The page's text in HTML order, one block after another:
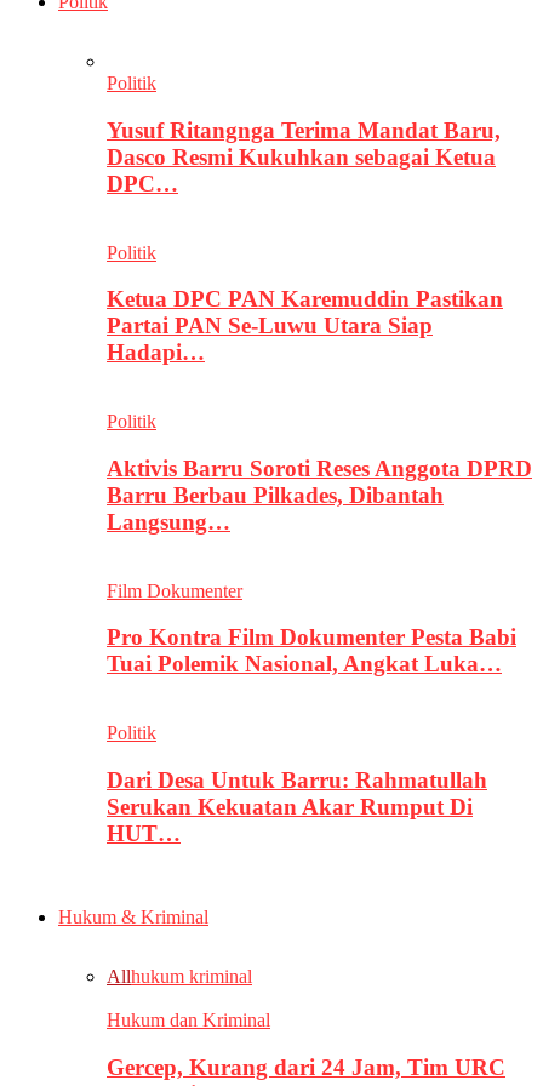
Politik
Yusuf Ritangnga Terima Mandat Baru,
Dasco Resmi Kukuhkan sebagai Ketua
DPC…
Politik
Ketua DPC PAN Karemuddin Pastikan
Partai PAN Se-Luwu Utara Siap
Hadapi…
Politik
Aktivis Barru Soroti Reses Anggota DPRD
Barru Berbau Pilkades, Dibantah
Langsung…
Film Dokumenter
Pro Kontra Film Dokumenter Pesta Babi
Tuai Polemik Nasional, Angkat Luka…
Politik
Dari Desa Untuk Barru: Rahmatullah
Serukan Kekuatan Akar Rumput Di
HUT…
Hukum & Kriminal
Allhukum kriminal
Hukum dan Kriminal
Gercep, Kurang dari 24 Jam, Tim URC